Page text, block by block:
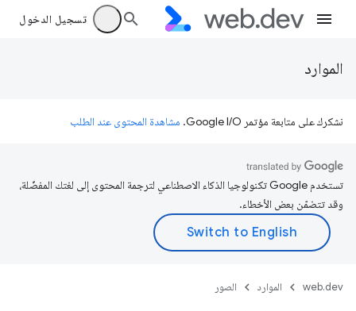
تسجيل الدخول
الموارد
نشكرك على متابعة مؤتمر Google I/O. مشاهدة المحتوى عند الطلب
تستخدم Google تكنولوجيا الذكاء الاصطناعي لترجمة المحتوى إلى لغتك المفضّلة،
وقد تتضمّن بعض الأخطاء.
web.dev الموارد الصور